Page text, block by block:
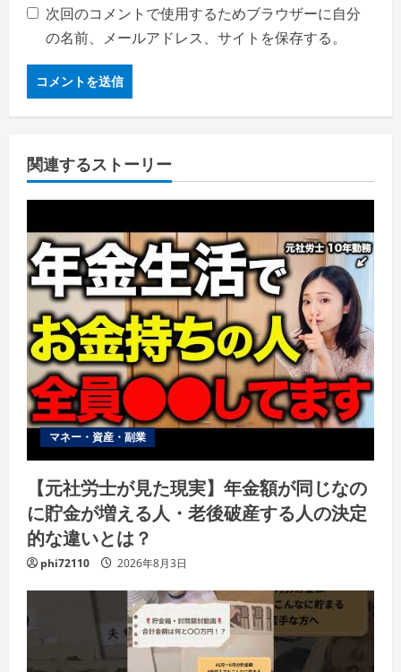
次回のコメントで使用するためブラウザーに自分
の名前、メールアドレス、サイトを保存する。
関連するストーリー
マネー・資産・副業
【元社労士が見た現実】年金額が同じなの
に貯金が増える人・老後破産する人の決定
的な違いとは？
phi72110 2026年8月3日